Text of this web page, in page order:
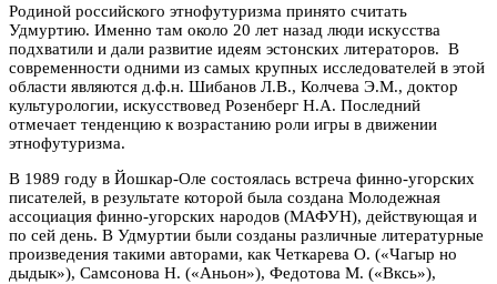
Родиной российского этнофутуризма принято считать
Удмуртию. Именно там около 20 лет назад люди искусства
подхватили и дали развитие идеям эстонских литераторов. В
современности одними из самых крупных исследователей в этой
области являются д.ф.н. Шибанов Л.В., Колчева Э.М., доктор
культурологии, искусствовед Розенберг Н.А. Последний
отмечает тенденцию к возрастанию роли игры в движении
этнофутуризма.
В 1989 году в Йошкар-Оле состоялась встреча финно-угорских
писателей, в результате которой была создана Молодежная
ассоциация финно-угорских народов (МАФУН), действующая и
по сей день. В Удмуртии были созданы различные литературные
произведения такими авторами, как Четкарева О. («Чагыр но
дыдык»), Самсонова Н. («Аньон»), Федотова М. («Вксь»),